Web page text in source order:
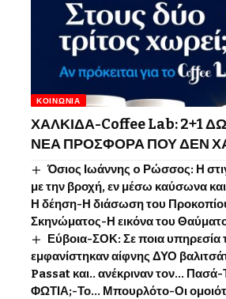
ΚΟΙΝΩΝΊΑ
ΧΑΛΚΙΔΑ-Coffee Lab: 2+1
ΝΕΑ ΠΡΟΣΦΟΡΑ ΠΟΥ ΔΕΝ
Όσιος Ιωάννης o Ρώσσος: Η
με την βροχή, εν μέσω καύσωνα
Η δέηση-Η διάσωση του Προκοπίου
Σκηνώματος-Η εικόνα του
Εύβοια-ΣΟΚ: Σε ποια υπηρεσία
εμφανίστηκαν αίφνης ΔΥΟ
Passat και.. ανέκριναν τον…
ΦΩΤΙΑ;-Το… Μπουρλότο-Οι